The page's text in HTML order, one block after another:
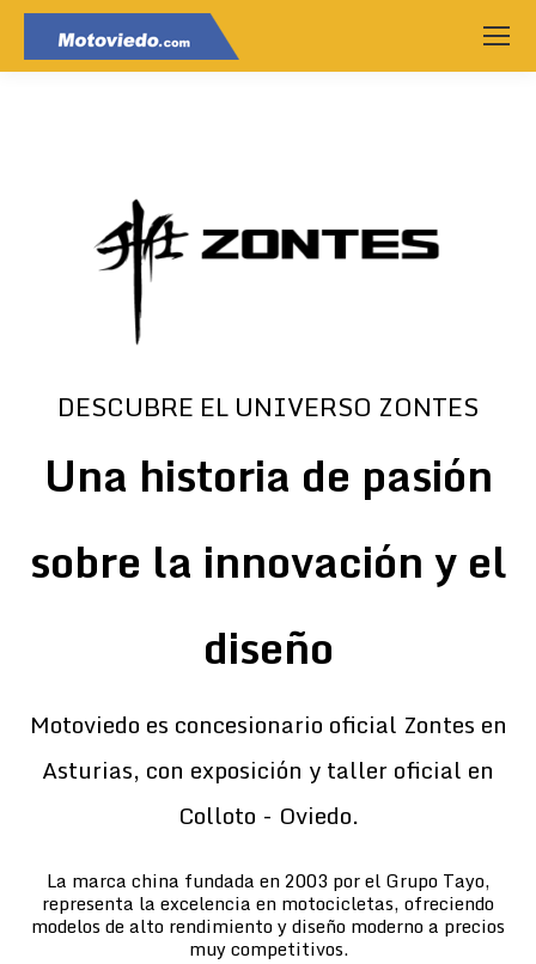
DESCUBRE EL UNIVERSO ZONTES
Una historia de pasión
sobre la innovación y el
diseño
Motoviedo es concesionario oficial Zontes en
Asturias, con exposición y taller oficial en
Colloto - Oviedo.
La marca china fundada en 2003 por el Grupo Tayo,
representa la excelencia en motocicletas, ofreciendo
modelos de alto rendimiento y diseño moderno a precios
muy competitivos.